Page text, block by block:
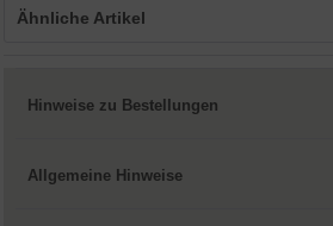
Ähnliche Artikel
Hinweise zu Bestellungen
Allgemeine Hinweise